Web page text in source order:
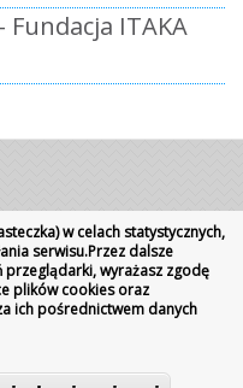
ITAKA
2008
|Kontakt Promocja
w celach statystycznych,
serwisu.Przez dalsze
przeglądarki, wyrażasz zgodę
plików cookies oraz
ich pośrednictwem danych